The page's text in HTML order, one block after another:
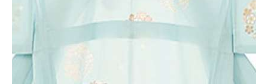
写真集に特化したプロフェッショナルユースの印刷会社に依頼していま
印刷の美しさはもちろん、絵本のようなハードカバー、高品質な製本、
全ページにラミネート加工など、仕上がりはプロの作品と変わらないク